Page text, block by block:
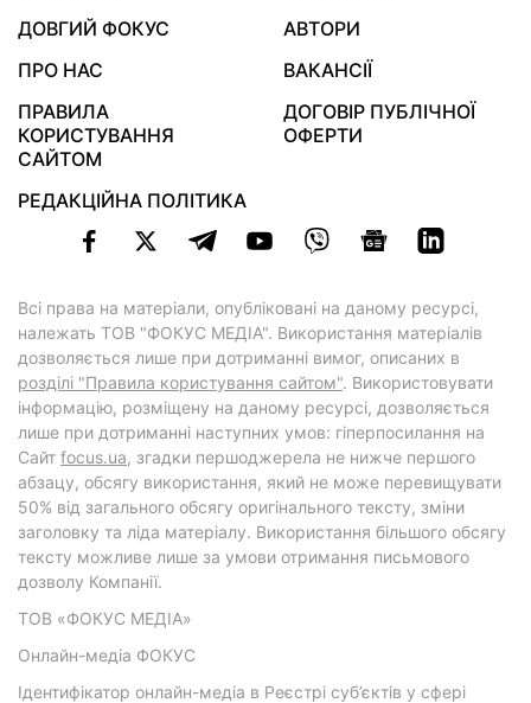
ДОВГИЙ ФОКУС
АВТОРИ
ПРО НАС
ВАКАНСІЇ
ПРАВИЛА
КОРИСТУВАННЯ
САЙТОМ
ДОГОВІР ПУБЛІЧНОЇ
ОФЕРТИ
РЕДАКЦІЙНА ПОЛІТИКА
Всі права на матеріали, опубліковані на даному ресурсі,
належать ТОВ "ФОКУС МЕДІА". Використання матеріалів
дозволяється лише при дотриманні вимог, описаних в
розділі "Правила користування сайтом". Використовувати
інформацію, розміщену на даному ресурсі, дозволяється
лише при дотриманні наступних умов: гіперпосилання на
Cайт focus.ua, згадки першоджерела не нижче першого
абзацу, обсягу використання, який не може перевищувати
50% від загального обсягу оригінального тексту, зміни
заголовку та ліда матеріалу. Використання більшого обсягу
тексту можливе лише за умови отримання письмового
дозволу Компанії.
ТОВ «ФОКУС МЕДІА»
Онлайн-медіа ФОКУС
Ідентифікатор онлайн-медіа в Реєстрі суб’єктів у сфері